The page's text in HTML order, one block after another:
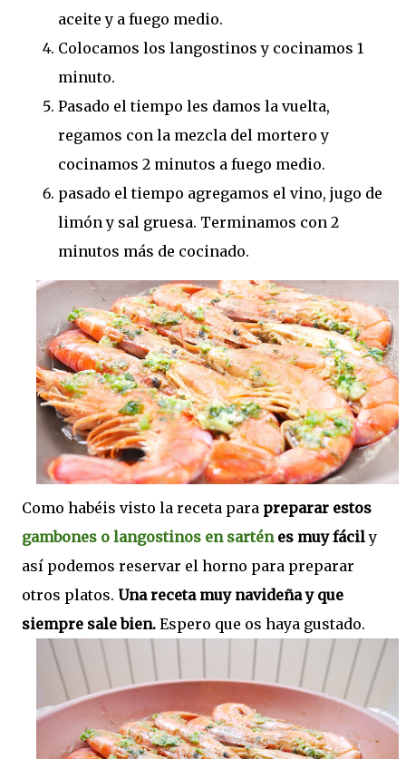
aceite y a fuego medio.
Colocamos los langostinos y cocinamos 1
minuto.
Pasado el tiempo les damos la vuelta,
regamos con la mezcla del mortero y
cocinamos 2 minutos a fuego medio.
pasado el tiempo agregamos el vino, jugo de
limón y sal gruesa. Terminamos con 2
minutos más de cocinado.
Como habéis visto la receta para preparar estos
gambones o langostinos en sarténes muy fácily
así podemos reservar el horno para preparar
otros platos. Una receta muy navideña y que
siempre sale bien. Espero que os haya gustado.